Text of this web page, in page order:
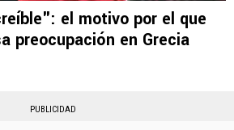
el motivo por el que
preocupación en Grecia
PUBLICIDAD